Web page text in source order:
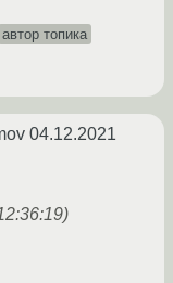
автор топика
04.12.2021